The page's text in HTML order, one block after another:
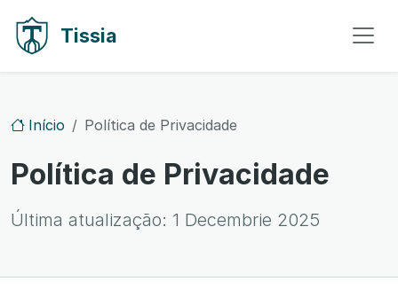
Tissia
Início Política de Privacidade
Política de Privacidade
Última atualização: 1 Decembrie 2025